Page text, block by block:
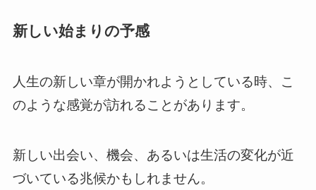
新しい始まりの予感
人生の新しい章が開かれようとしている時、こ
のような感覚が訪れることがあります。
新しい出会い、機会、あるいは生活の変化が近
づいている兆候かもしれません。